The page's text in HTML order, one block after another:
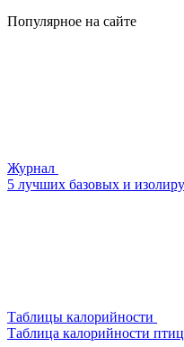
Популярное на сайте
Журнал
5 лучших базовых и
Таблицы калорийности
Таблица калорийности